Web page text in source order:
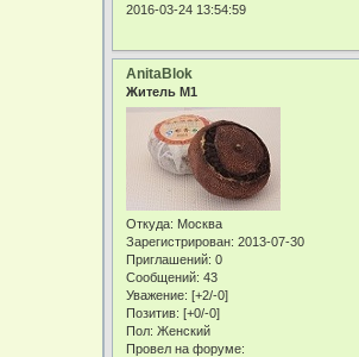
2016-03-24 13:54:59
AnitaBlok
Житель М1
Откуда: Москва
Зарегистрирован: 2013-07-30
Приглашений: 0
Сообщений: 43
Уважение: [+2/-0]
Позитив: [+0/-0]
Пол: Женский
Провел на форуме: